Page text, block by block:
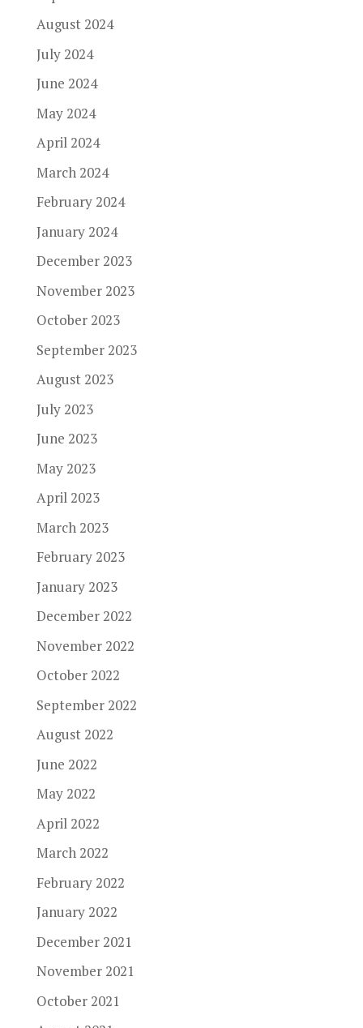
August 2024
July 2024
June 2024
May 2024
April 2024
March 2024
February 2024
January 2024
December 2023
November 2023
October 2023
September 2023
August 2023
July 2023
June 2023
May 2023
April 2023
March 2023
February 2023
January 2023
December 2022
November 2022
October 2022
September 2022
August 2022
June 2022
May 2022
April 2022
March 2022
February 2022
January 2022
December 2021
November 2021
October 2021